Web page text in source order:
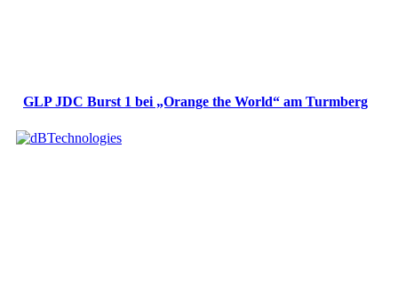
GLP JDC Burst 1 bei „Orange the World“ am Turmberg